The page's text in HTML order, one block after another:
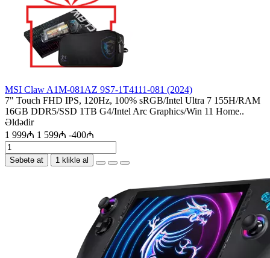
MSI Claw A1M-081AZ 9S7-1T4111-081 (2024)
7" Touch FHD IPS, 120Hz, 100% sRGB/Intel Ultra 7 155H/RAM
16GB DDR5/SSD 1TB G4/Intel Arc Graphics/Win 11 Home..
Əldədir
1 999₼ 1 599₼ -400₼
Səbətə at 1 kliklə al